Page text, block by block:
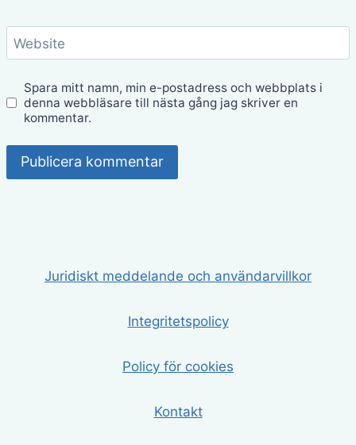
Website
Spara mitt namn, min e-postadress och webbplats i
denna webbläsare till nästa gång jag skriver en
kommentar.
Juridiskt meddelande och användarvillkor
Integritetspolicy
Policy för cookies
Kontakt